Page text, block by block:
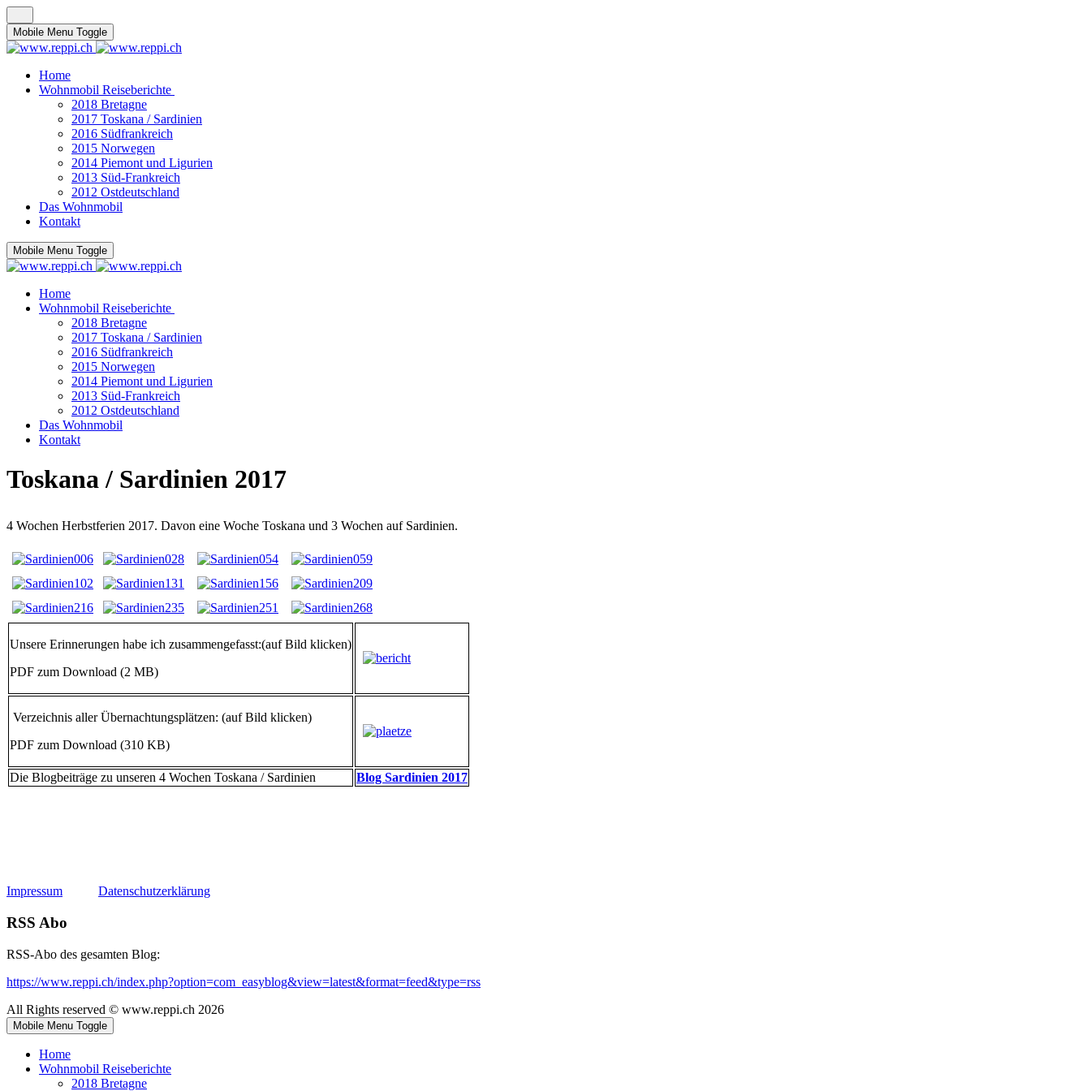
Mobile Menu Toggle
Home
Wohnmobil Reiseberichte
2018 Bretagne
2017 Toskana / Sardinien
2016 Südfrankreich
2015 Norwegen
2014 Piemont und Ligurien
2013 Süd-Frankreich
2012 Ostdeutschland
Das Wohnmobil
Kontakt
Mobile Menu Toggle
Home
Wohnmobil Reiseberichte
2018 Bretagne
2017 Toskana / Sardinien
2016 Südfrankreich
2015 Norwegen
2014 Piemont und Ligurien
2013 Süd-Frankreich
2012 Ostdeutschland
Das Wohnmobil
Kontakt
Toskana / Sardinien 2017
4 Wochen Herbstferien 2017. Davon eine Woche Toskana und 3 Wochen auf Sardinien.
Unsere Erinnerungen habe ich zusammengefasst:(auf Bild klicken)
PDF zum Download (2 MB)
Verzeichnis aller Übernachtungsplätzen: (auf Bild klicken)
PDF zum Download (310 KB)
Die Blogbeiträge zu unseren 4 Wochen Toskana / Sardinien Blog Sardinien 2017
Impressum Datenschutzerklärung
RSS Abo
RSS-Abo des gesamten Blog:
https://www.reppi.ch/index.php?option=com_easyblog&view=latest&format=feed&type=rss
All Rights reserved © www.reppi.ch 2026
Mobile Menu Toggle
Home
Wohnmobil Reiseberichte
2018 Bretagne